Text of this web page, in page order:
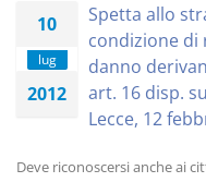
10
lug
2012
Spetta allo
condizione di
danno
art. 16 disp.
Lecce, 12
Deve riconoscersi anche ai